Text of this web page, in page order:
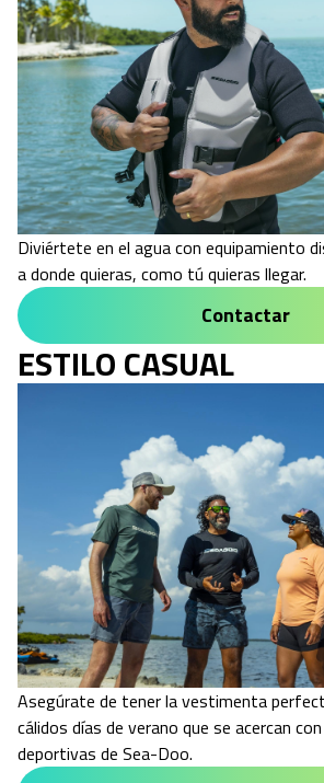
Diviértete en el agua con equipamiento
a donde quieras, como tú quieras llegar.
Contactar
ESTILO CASUAL
Asegúrate de tener la vestimenta
cálidos días de verano que se acercan
deportivas de Sea-Doo.